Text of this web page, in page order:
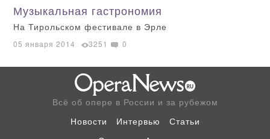
Музыкальная гастрономия
На Тирольском фестивале в Эрле
05 января 2014 3251 0
Всё об опере в России и за рубежом
Новости
Интервью
Статьи